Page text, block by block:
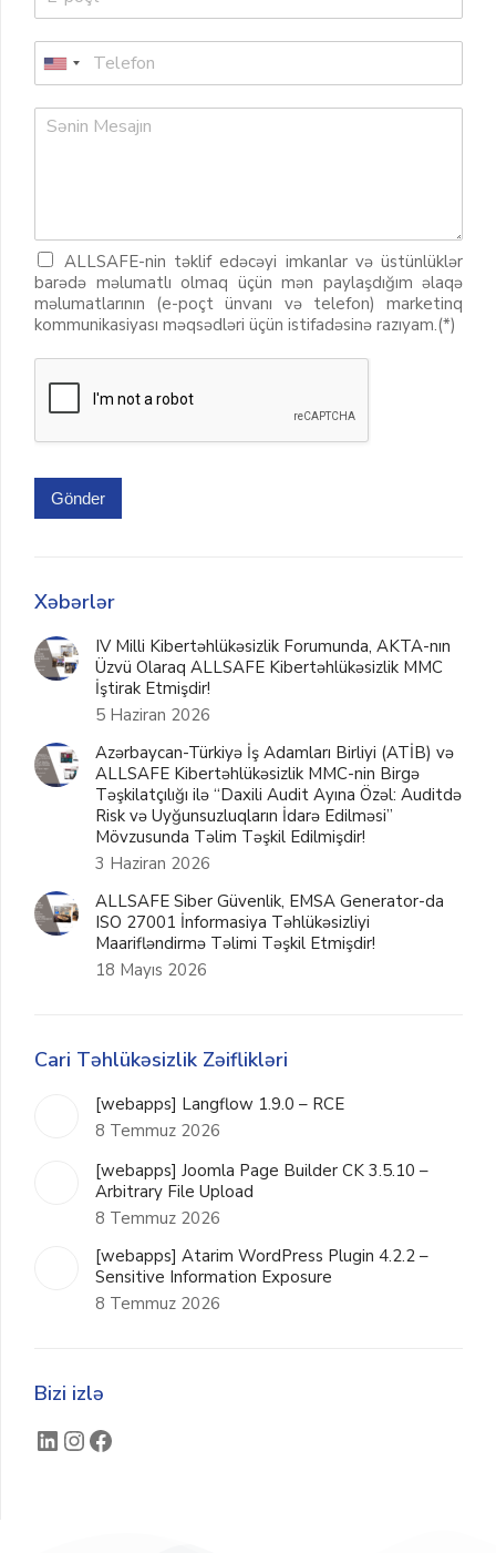
ALLSAFE-nin təklif edəcəyi imkanlar və üstünlüklər
barədə məlumatlı olmaq üçün mən paylaşdığım əlaqə
məlumatlarının (e-poçt ünvanı və telefon) marketinq
kommunikasiyası məqsədləri üçün istifadəsinə razıyam.(*)
Gönder
Xəbərlər
IV Milli Kibertəhlükəsizlik Forumunda, AKTA-nın
Üzvü Olaraq ALLSAFE Kibertəhlükəsizlik MMC
İştirak Etmişdir!
5 Haziran 2026
Azərbaycan-Türkiyə İş Adamları Birliyi (ATİB) və
ALLSAFE Kibertəhlükəsizlik MMC-nin Birgə
Təşkilatçılığı ilə “Daxili Audit Ayına Özəl: Auditdə
Risk və Uyğunsuzluqların İdarə Edilməsi”
Mövzusunda Təlim Təşkil Edilmişdir!
3 Haziran 2026
ALLSAFE Siber Güvenlik, EMSA Generator-da
ISO 27001 İnformasiya Təhlükəsizliyi
Maarifləndirmə Təlimi Təşkil Etmişdir!
18 Mayıs 2026
Cari Təhlükəsizlik Zəiflikləri
[webapps] Langflow 1.9.0 – RCE
8 Temmuz 2026
[webapps] Joomla Page Builder CK 3.5.10 –
Arbitrary File Upload
8 Temmuz 2026
[webapps] Atarim WordPress Plugin 4.2.2 –
Sensitive Information Exposure
8 Temmuz 2026
Bizi izlə